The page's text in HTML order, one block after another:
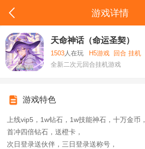
游戏详情
天命神话（命运圣契）
1503 人在玩 H5游戏 回合 挂机
全新二次元回合挂机游戏
游戏特色
上线vip5，1w钻石，1w技能神石，十万金币，
首冲四倍钻石，送橙卡，
次日登录送伙伴，三日登录送称号，